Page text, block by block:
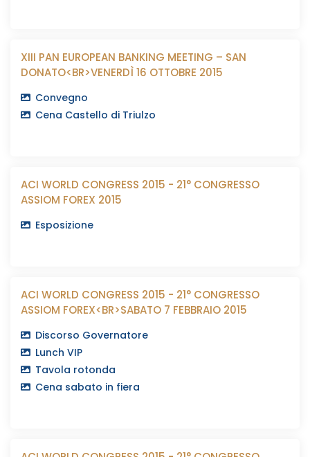
XIII PAN EUROPEAN BANKING MEETING – SAN
DONATO<BR>VENERDÌ 16 OTTOBRE 2015
Convegno
Cena Castello di Triulzo
ACI WORLD CONGRESS 2015 - 21° CONGRESSO
ASSIOM FOREX 2015
Esposizione
ACI WORLD CONGRESS 2015 - 21° CONGRESSO
ASSIOM FOREX<BR>SABATO 7 FEBBRAIO 2015
Discorso Governatore
Lunch VIP
Tavola rotonda
Cena sabato in fiera